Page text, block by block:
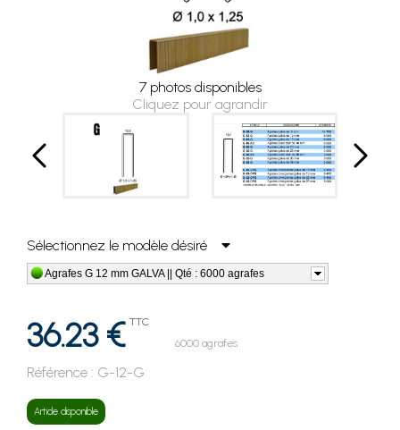
7 photos disponibles
Cliquez pour agrandir
Sélectionnez le modèle désiré
Agrafes G 12 mm GALVA || Qté : 6000 agrafes
36.23 € TTC
6000 agrafes
Référence : G-12-G
Article disponible